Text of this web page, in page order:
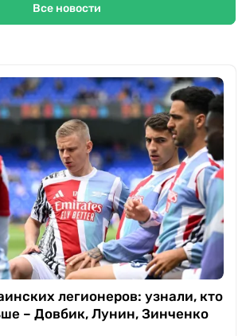
Все новости
легионеров: узнали, кто
– Довбик, Лунин, Зинченко